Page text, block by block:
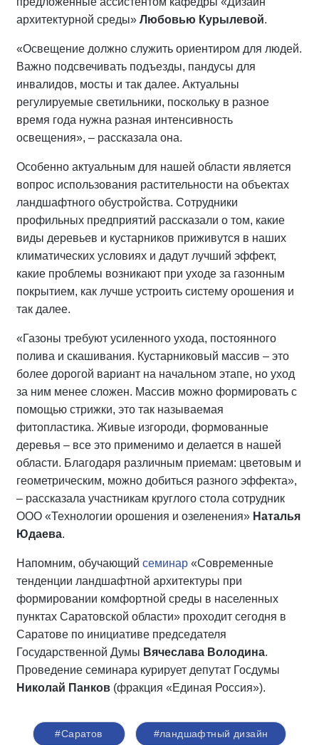
архитектурной среды» Любовью Курылевой.
«Освещение должно служить ориентиром для людей.
Важно подсвечивать подъезды, пандусы для
инвалидов, мосты и так далее. Актуальны
регулируемые светильники, поскольку в разное
время года нужна разная интенсивность
освещения», – рассказала она.
Особенно актуальным для нашей области является
вопрос использования растительности на объектах
ландшафтного обустройства. Сотрудники
профильных предприятий рассказали о том, какие
виды деревьев и кустарников приживутся в наших
климатических условиях и дадут лучший эффект,
какие проблемы возникают при уходе за газонным
покрытием, как лучше устроить систему орошения и
так далее.
«Газоны требуют усиленного ухода, постоянного
полива и скашивания. Кустарниковый массив – это
более дорогой вариант на начальном этапе, но уход
за ним менее сложен. Массив можно формировать с
помощью стрижки, это так называемая
фитопластика. Живые изгороди, формованные
деревья – все это применимо и делается в нашей
области. Благодаря различным приемам: цветовым и
геометрическим, можно добиться разного эффекта»,
– рассказала участникам круглого стола сотрудник
ООО «Технологии орошения и озеленения» Наталья
Юдаева.
Напомним, обучающий семинар «Современные
тенденции ландшафтной архитектуры при
формировании комфортной среды в населенных
пунктах Саратовской области» проходит сегодня в
Саратове по инициативе председателя
Государственной Думы Вячеслава Володина.
Проведение семинара курирует депутат Госдумы
Николай Панков (фракция «Единая Россия»).
#Саратов #ландшафтный дизайн